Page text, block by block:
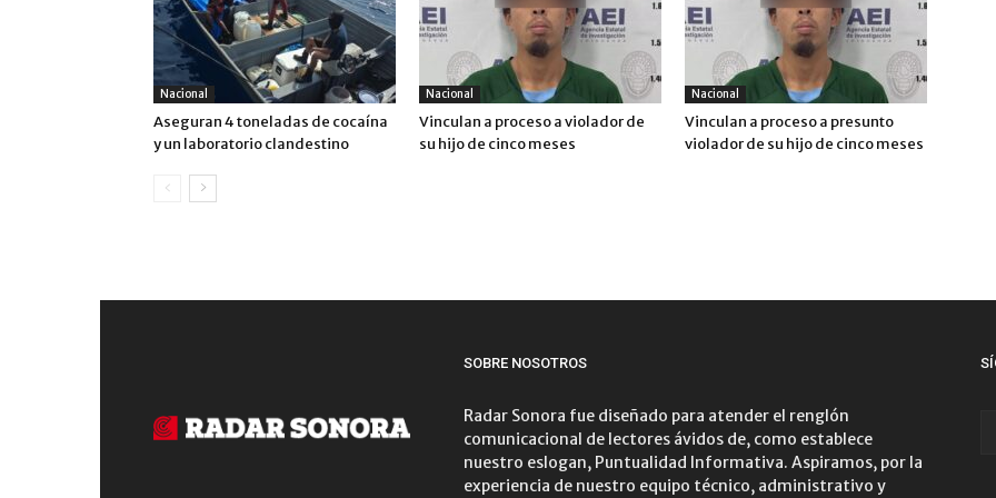
Nacional
Aseguran 4 toneladas de cocaína
y un laboratorio clandestino
Nacional
Vinculan a proceso a violador de
su hijo de cinco meses
Nacional
Vinculan a proceso a presunto
violador de su hijo de cinco meses
SOBRE NOSOTROS
Radar Sonora fue diseñado para atender el renglón
comunicacional de lectores ávidos de, como establece
nuestro eslogan, Puntualidad Informativa. Aspiramos, por la
experiencia de nuestro equipo técnico, administrativo y